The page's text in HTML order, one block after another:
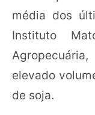
média dos
Instituto
elevado
de soja.